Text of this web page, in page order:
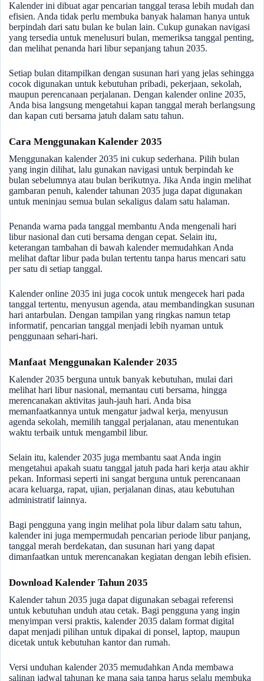
Kalender ini dibuat agar pencarian tanggal terasa lebih mudah dan
efisien. Anda tidak perlu membuka banyak halaman hanya untuk
berpindah dari satu bulan ke bulan lain. Cukup gunakan navigasi
yang tersedia untuk menelusuri bulan, memeriksa tanggal penting,
dan melihat penanda hari libur sepanjang tahun 2035.
Setiap bulan ditampilkan dengan susunan hari yang jelas sehingga
cocok digunakan untuk kebutuhan pribadi, pekerjaan, sekolah,
maupun perencanaan perjalanan. Dengan kalender online 2035,
Anda bisa langsung mengetahui kapan tanggal merah berlangsung
dan kapan cuti bersama jatuh dalam satu tahun.
Cara Menggunakan Kalender 2035
Menggunakan kalender 2035 ini cukup sederhana. Pilih bulan
yang ingin dilihat, lalu gunakan navigasi untuk berpindah ke
bulan sebelumnya atau bulan berikutnya. Jika Anda ingin melihat
gambaran penuh, kalender tahunan 2035 juga dapat digunakan
untuk meninjau semua bulan sekaligus dalam satu halaman.
Penanda warna pada tanggal membantu Anda mengenali hari
libur nasional dan cuti bersama dengan cepat. Selain itu,
keterangan tambahan di bawah kalender memudahkan Anda
melihat daftar libur pada bulan tertentu tanpa harus mencari satu
per satu di setiap tanggal.
Kalender online 2035 ini juga cocok untuk mengecek hari pada
tanggal tertentu, menyusun agenda, atau membandingkan susunan
hari antarbulan. Dengan tampilan yang ringkas namun tetap
informatif, pencarian tanggal menjadi lebih nyaman untuk
penggunaan sehari-hari.
Manfaat Menggunakan Kalender 2035
Kalender 2035 berguna untuk banyak kebutuhan, mulai dari
melihat hari libur nasional, memantau cuti bersama, hingga
merencanakan aktivitas jauh-jauh hari. Anda bisa
memanfaatkannya untuk mengatur jadwal kerja, menyusun
agenda sekolah, memilih tanggal perjalanan, atau menentukan
waktu terbaik untuk mengambil libur.
Selain itu, kalender 2035 juga membantu saat Anda ingin
mengetahui apakah suatu tanggal jatuh pada hari kerja atau akhir
pekan. Informasi seperti ini sangat berguna untuk perencanaan
acara keluarga, rapat, ujian, perjalanan dinas, atau kebutuhan
administratif lainnya.
Bagi pengguna yang ingin melihat pola libur dalam satu tahun,
kalender ini juga mempermudah pencarian periode libur panjang,
tanggal merah berdekatan, dan susunan hari yang dapat
dimanfaatkan untuk merencanakan kegiatan dengan lebih efisien.
Download Kalender Tahun 2035
Kalender tahun 2035 juga dapat digunakan sebagai referensi
untuk kebutuhan unduh atau cetak. Bagi pengguna yang ingin
menyimpan versi praktis, kalender 2035 dalam format digital
dapat menjadi pilihan untuk dipakai di ponsel, laptop, maupun
dicetak untuk kebutuhan kantor dan rumah.
Versi unduhan kalender 2035 memudahkan Anda membawa
salinan jadwal tahunan ke mana saja tanpa harus selalu membuka